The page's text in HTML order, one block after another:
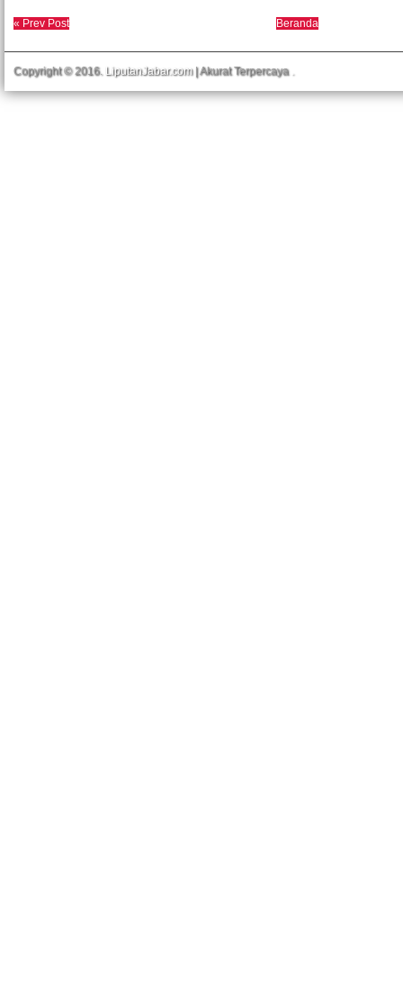
« Prev Post Beranda
Copyright © 2016. LiputanJabar.com| Akurat Terpercaya